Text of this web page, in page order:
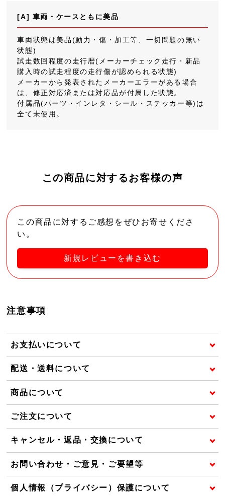
[A] 車両・ケースともに美品
車両状態は美品(動力・傷・加工等、一切問題の無い
状態)
試走数回程度の走行暦(メーカーチェック走行・新品
購入時の試走程度の走行傷が認められる状態)
メーカーから発表されたメーカーエラーがある場合
は、修正対応済または対応品が付属した状態。
付属品(パーツ・インレタ・シール・ステッカー等)は
全て未使用。
この商品に対するお客様の声
この商品に対するご感想をぜひお寄せくださ
い。
新規レビューを書き込む
注意事項
お支払いについて
配送・送料について
商品について
ご注文について
キャンセル・返品・交換について
お問い合わせ・ご意見・ご要望等
個人情報（プライバシー）保護について